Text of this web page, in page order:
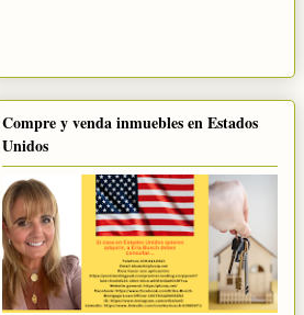
Compre y venda inmuebles en Estados
Unidos